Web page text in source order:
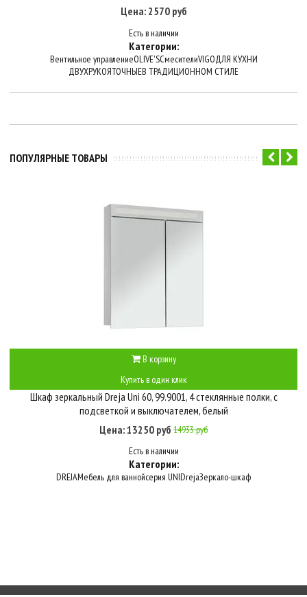
Цена: 2570 руб
Есть в наличии
Категории:
Вентильное управлениеOLIVE'SСмесителиVIGOДЛЯ КУХНИ
ДВУХРУКОЯТОЧНЫЕВ ТРАДИЦИОННОМ СТИЛЕ
ПОПУЛЯРНЫЕ ТОВАРЫ
В корзину
Купить в один клик
Шкаф зеркальный Dreja Uni 60, 99.9001, 4 стеклянные полки, с
подсветкой и выключателем, белый
Цена: 13250 руб 14933 руб
Есть в наличии
Категории:
DREJAМебель для ваннойсерия UNIDrejaЗеркало-шкаф